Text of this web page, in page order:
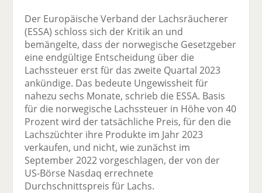
Der Europäische Verband der Lachsräucherer
(ESSA) schloss sich der Kritik an und
bemängelte, dass der norwegische Gesetzgeber
eine endgültige Entscheidung über die
Lachssteuer erst für das zweite Quartal 2023
ankündige. Das bedeute Ungewissheit für
nahezu sechs Monate, schrieb die ESSA. Basis
für die norwegische Lachssteuer in Höhe von 40
Prozent wird der tatsächliche Preis, für den die
Lachszüchter ihre Produkte im Jahr 2023
verkaufen, und nicht, wie zunächst im
September 2022 vorgeschlagen, der von der
US-Börse Nasdaq errechnete
Durchschnittspreis für Lachs.